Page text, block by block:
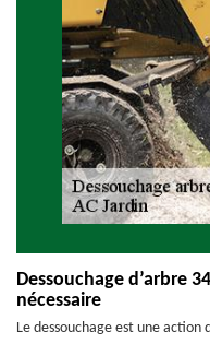
Dessouchage d’arbre
nécessaire
Le dessouchage est une